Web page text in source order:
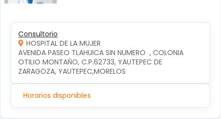
Consultorio
HOSPITAL DE LA MUJER
AVENIDA PASEO TLAHUICA SIN NUMERO  , COLONIA
OTILIO MONTAÑO, C.P.62733, YAUTEPEC DE
ZARAGOZA, YAUTEPEC,MORELOS
Horarios disponibles